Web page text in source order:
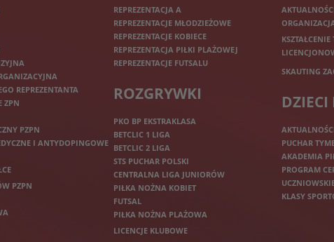
REPREZENTANTA
ZPN
PZPN
I ANTYDOPINGOWE
PZPN
REPREZENTACJA A
REPREZENTACJE MŁODZIEŻOWE
REPREZENTACJE KOBIECE
REPREZENTACJA PIŁKI PLAŻOWEJ
REPREZENTACJE FUTSALU
ROZGRYWKI
PKO BP EKSTRAKLASA
BETCLIC 1 LIGA
BETCLIC 2 LIGA
STS PUCHAR POLSKI
CENTRALNA LIGA JUNIORÓW
PIŁKA NOŻNA KOBIET
FUTSAL
PIŁKA NOŻNA PLAŻOWA
LICENCJE KLUBOWE
SKAUTING
PUCHAR
AKADEMIA
PROGRAM
KLASY